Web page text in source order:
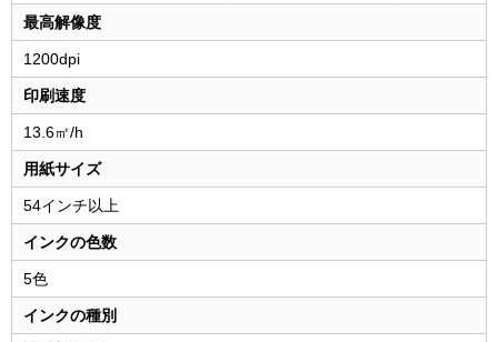
最高解像度
1200dpi
印刷速度
13.6㎡/h
用紙サイズ
54インチ以上
インクの色数
5色
インクの種別